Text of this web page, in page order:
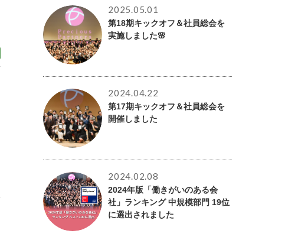
2025.05.01
第18期キックオフ＆社員総会を
実施しました🌸
2024.04.22
第17期キックオフ＆社員総会を
開催しました
2024.02.08
2024年版「働きがいのある会
社」ランキング 中規模部門 19位
に選出されました